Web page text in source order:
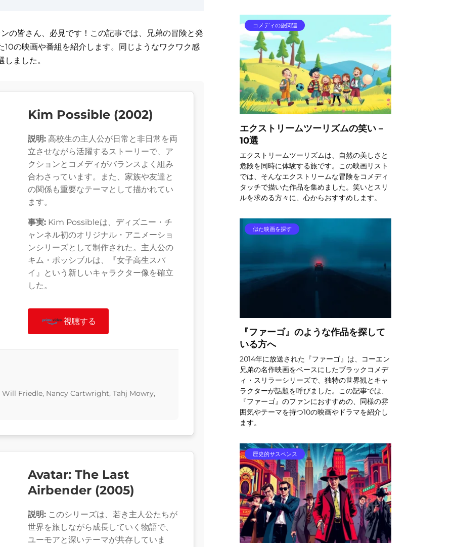
の皆さん、必見です！この記事では、兄弟の冒険と発
の映画や番組を紹介します。同じようなワクワク感
ました。
Kim Possible (2002)
説明: 高校生の主人公が日常と非日常を両
立させながら活躍するストーリーで、ア
クションとコメディがバランスよく組み
合わさっています。また、家族や友達と
の関係も重要なテーマとして描かれてい
ます。
事実: Kim Possibleは、ディズニー・チ
ャンネル初のオリジナル・アニメーショ
ンシリーズとして制作された。主人公の
キム・ポッシブルは、『女子高生スパ
イ』という新しいキャラクター像を確立
した。
視聴する
Friedle, Nancy Cartwright, Tahj Mowry,
Avatar: The Last
Airbender (2005)
説明: このシリーズは、若き主人公たちが
世界を旅しながら成長していく物語で、
ユーモアと深いテーマが共存していま
コメディの旅関連
エクストリームツーリズムの笑い –
10選
エクストリームツーリズムは、自然の美しさと
危険を同時に体験する旅です。この映画リスト
では、そんなエクストリームな冒険をコメディ
タッチで描いた作品を集めました。笑いとスリ
ルを求める方々に、心からおすすめします。
似た映画を探す
『ファーゴ』のような作品を探して
いる方へ
2014年に放送された『ファーゴ』は、コーエン
兄弟の名作映画をベースにしたブラックコメデ
ィ・スリラーシリーズで、独特の世界観とキャ
ラクターが話題を呼びました。この記事では、
『ファーゴ』のファンにおすすめの、同様の雰
囲気やテーマを持つ10の映画やドラマを紹介し
ます。
歴史的サスペンス